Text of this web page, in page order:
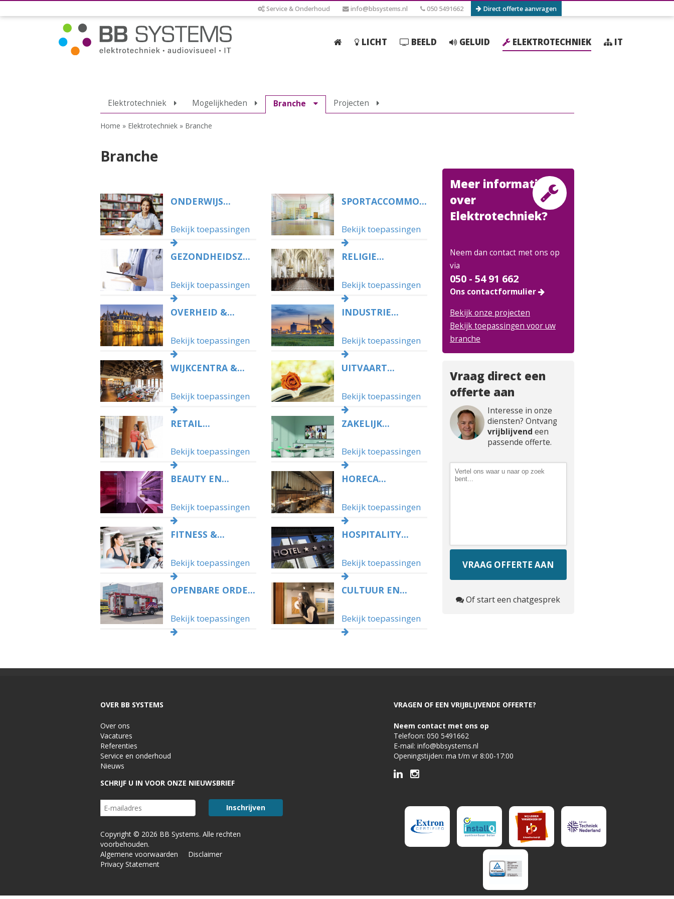
Service & Onderhoud info@bbsystems.nl 050 5491662 Direct offerte aanvragen
Licht
Beeld
Webshop
050 – 54 91 662
Route
LICHT BEELD GELUID ELEKTROTECHNIEK IT
Elektrotechniek Mogelijkheden Branche Projecten
Home » Elektrotechniek» Branche
Branche
ONDERWIJS...
Bekijk toepassingen
SPORTACCOMMO...
Bekijk toepassingen
GEZONDHEIDSZ...
Bekijk toepassingen
RELIGIE...
Bekijk toepassingen
OVERHEID &...
Bekijk toepassingen
INDUSTRIE...
Bekijk toepassingen
WIJKCENTRA &...
Bekijk toepassingen
UITVAART...
Bekijk toepassingen
RETAIL...
Bekijk toepassingen
ZAKELIJK...
Bekijk toepassingen
BEAUTY EN...
Bekijk toepassingen
HORECA...
Bekijk toepassingen
FITNESS &...
Bekijk toepassingen
HOSPITALITY...
Bekijk toepassingen
OPENBARE ORDE...
Bekijk toepassingen
CULTUUR EN...
Bekijk toepassingen
Meer informatie
over
Elektrotechniek?
Neem dan contact met ons op
via
050 - 54 91 662
Ons contactformulier
Bekijk onze projecten
Bekijk toepassingen voor uw
branche
Vraag direct een
offerte aan
Interesse in onze
diensten? Ontvang
vrijblijvend een
passende offerte.
Of start een chatgesprek
OVER BB SYSTEMS
Over ons
Vacatures
Referenties
Service en onderhoud
Nieuws
SCHRIJF U IN VOOR ONZE NIEUWSBRIEF
Copyright © 2026 BB Systems. Alle rechten
voorbehouden.
Algemene voorwaarden
Disclaimer
Privacy Statement
VRAGEN OF EEN VRIJBLIJVENDE OFFERTE?
Neem contact met ons op
Telefoon: 050 5491662
E-mail: info@bbsystems.nl
Openingstijden: ma t/m vr 8:00-17:00